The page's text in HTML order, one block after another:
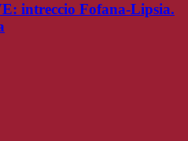
intreccio Fofana-Lipsia.